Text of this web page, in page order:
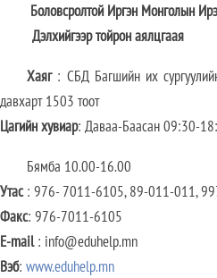
Боловсролтой Иргэн Монголын
Дэлхийгээр тойрон аялцгаая
Хаяг: СБД Багшийн их
давхарт 1503 тоот
Цагийн хувиар: Даваа-Баасан 09:30-
Бямба 10.00-16.00
Утас: 976- 7011-6105, 89-011-011,
Факс: 976-7011-6105
E-mail: info@eduhelp.mn
Вэб: www.eduhelp.mn